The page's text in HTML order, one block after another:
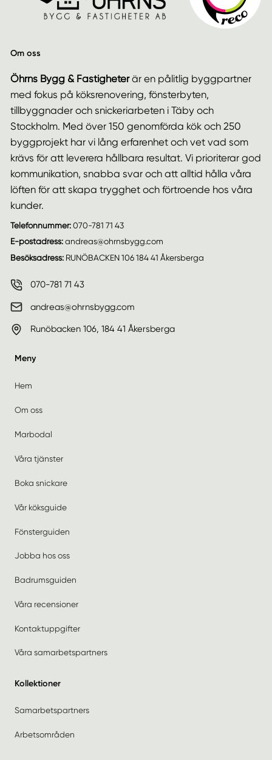
Om oss
Öhrns Bygg & Fastigheterär en pålitlig byggpartner
med fokus på köksrenovering, fönsterbyten,
tillbyggnader och snickeriarbeten i Täby och
Stockholm. Med över 150 genomförda kök och 250
byggprojekt har vi lång erfarenhet och vet vad som
krävs för att leverera hållbara resultat. Vi prioriterar god
kommunikation, snabba svar och att alltid hålla våra
löften för att skapa trygghet och förtroende hos våra
kunder.
Telefonnummer:070-781 71 43
E-postadress:andreas@ohrnsbygg.com
Besöksadress: RUNÖBACKEN 106 184 41 Åkersberga
070-781 71 43
andreas@ohrnsbygg.com
Runöbacken 106, 184 41 Åkersberga
Meny
Hem
Om oss
Marbodal
Våra tjänster
Boka snickare
Vår köksguide
Fönsterguiden
Jobba hos oss
Badrumsguiden
Våra recensioner
Kontaktuppgifter
Våra samarbetspartners
Kollektioner
Samarbetspartners
Arbetsområden